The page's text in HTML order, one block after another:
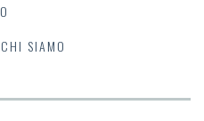
CHI SIAMO